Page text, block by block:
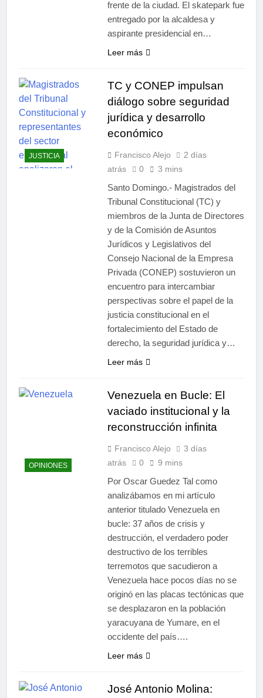
frente de la ciudad. El skatepark fue
entregado por la alcaldesa y
aspirante presidencial en…
Leer más
JUSTICIA
TC y CONEP impulsan
diálogo sobre seguridad
jurídica y desarrollo
económico
Francisco Alejo
2 días
atrás
0 3 mins
Santo Domingo.- Magistrados del
Tribunal Constitucional (TC) y
miembros de la Junta de Directores
y de la Comisión de Asuntos
Jurídicos y Legislativos del
Consejo Nacional de la Empresa
Privada (CONEP) sostuvieron un
encuentro para intercambiar
perspectivas sobre el papel de la
justicia constitucional en el
fortalecimiento del Estado de
derecho, la seguridad jurídica y…
Leer más
OPINIONES
Venezuela en Bucle: El
vaciado institucional y la
reconstrucción infinita
Francisco Alejo
3 días
atrás
0 9 mins
Por Oscar Guedez Tal como
analizábamos en mi artículo
anterior titulado Venezuela en
bucle: 37 años de crisis y
destrucción, el verdadero poder
destructivo de los terribles
terremotos que sacudieron a
Venezuela hace pocos días no se
originó en las placas tectónicas que
se desplazaron en la población
yaracuyana de Yumare, en el
occidente del país….
Leer más
José Antonio Molina: